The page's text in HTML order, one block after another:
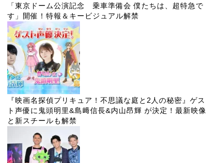
「東京ドーム公演記念 乗車準備会 僕たちは、超特急で
す」開催！特報＆キービジュアル解禁
『映画名探偵プリキュア！不思議な庭と2人の秘密』ゲス
ト声優に鬼頭明里&島﨑信長&内山昂輝 が決定！最新映像
と新スチールも解禁